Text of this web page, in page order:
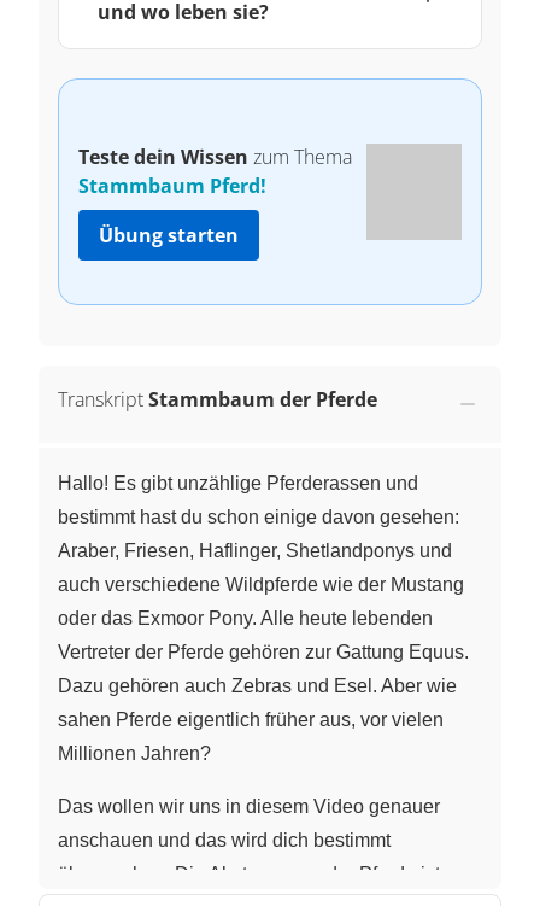
und wo leben sie?
Teste dein Wissen zum Thema
Stammbaum Pferd!
Übung starten
TranskriptStammbaum der Pferde
Hallo! Es gibt unzählige Pferderassen und
bestimmt hast du schon einige davon gesehen:
Araber, Friesen, Haflinger, Shetlandponys und
auch verschiedene Wildpferde wie der Mustang
oder das Exmoor Pony. Alle heute lebenden
Vertreter der Pferde gehören zur Gattung Equus.
Dazu gehören auch Zebras und Esel. Aber wie
sahen Pferde eigentlich früher aus, vor vielen
Millionen Jahren?
Das wollen wir uns in diesem Video genauer
anschauen und das wird dich bestimmt
überraschen. Die Abstammung der Pferde ist